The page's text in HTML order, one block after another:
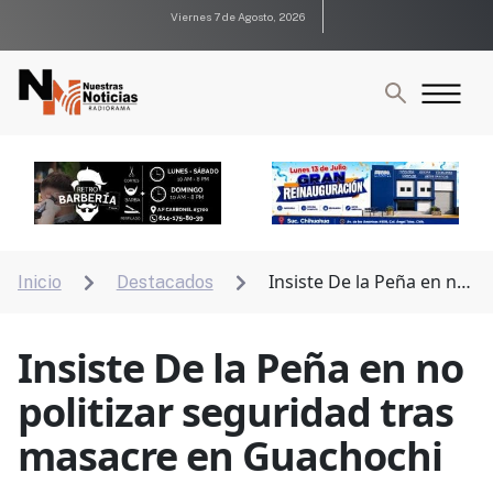
Viernes 7 de Agosto, 2026
Inicio  Destacados 
Insiste De la Peña en no
Insiste De la Peña en no
politizar seguridad tras
masacre en Guachochi